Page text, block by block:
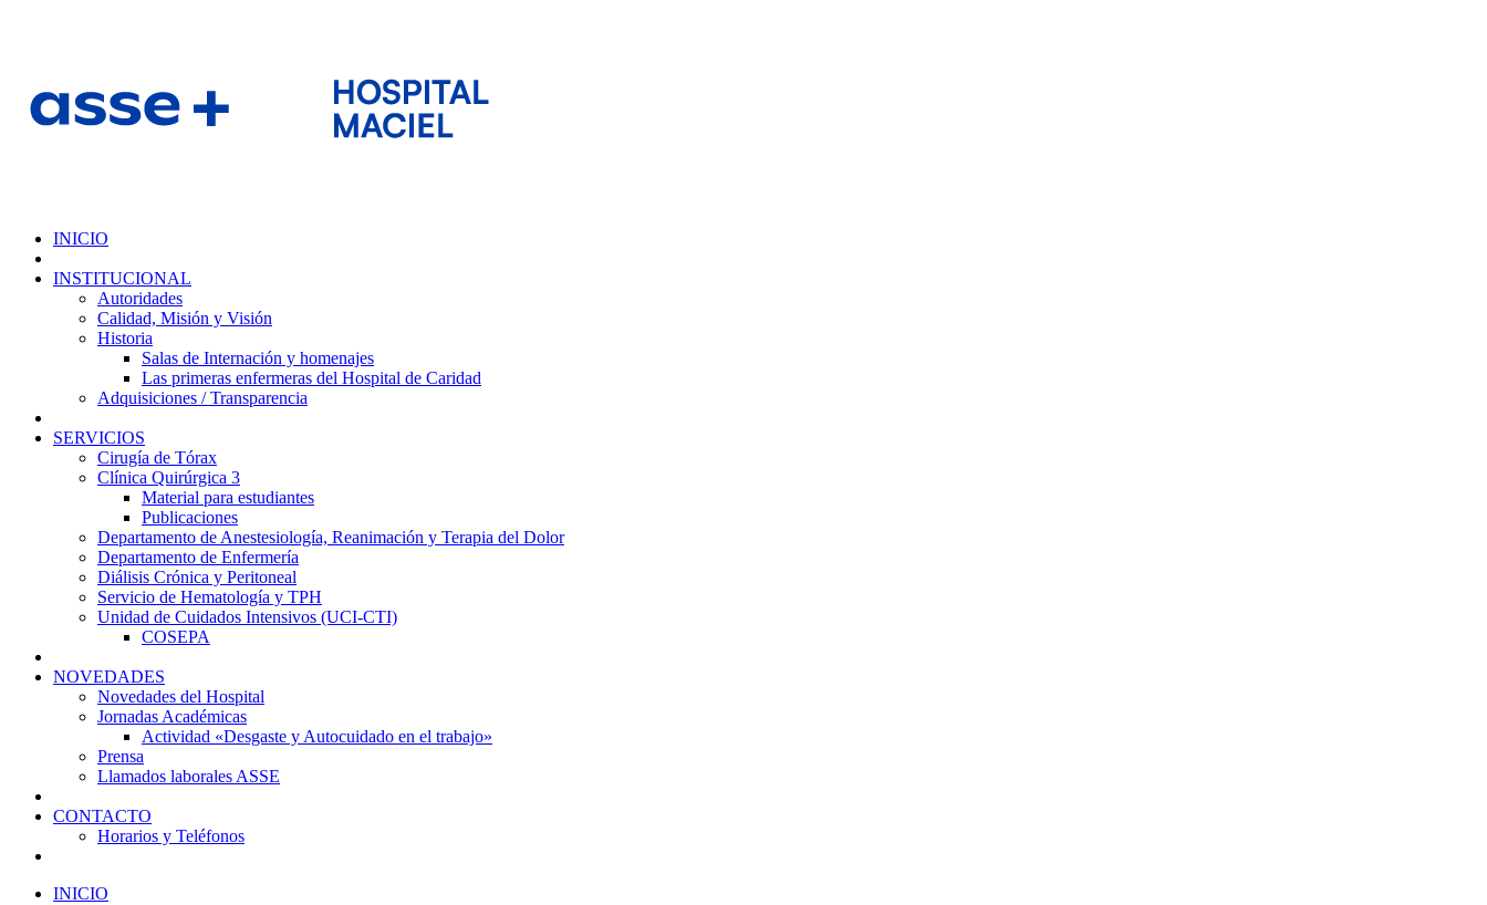
INICIO
INSTITUCIONAL
Autoridades
Calidad, Misión y Visión
Historia
Salas de Internación y homenajes
Las primeras enfermeras del Hospital de Caridad
Adquisiciones / Transparencia
SERVICIOS
Cirugía de Tórax
Clínica Quirúrgica 3
Material para estudiantes
Publicaciones
Departamento de Anestesiología, Reanimación y Terapia del Dolor
Departamento de Enfermería
Diálisis Crónica y Peritoneal
Servicio de Hematología y TPH
Unidad de Cuidados Intensivos (UCI-CTI)
COSEPA
NOVEDADES
Novedades del Hospital
Jornadas Académicas
Actividad «Desgaste y Autocuidado en el trabajo»
Prensa
Llamados laborales ASSE
CONTACTO
Horarios y Teléfonos
INICIO